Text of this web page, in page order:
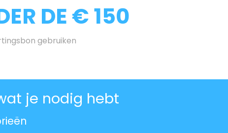
DE € 150
gebruiken
je nodig hebt